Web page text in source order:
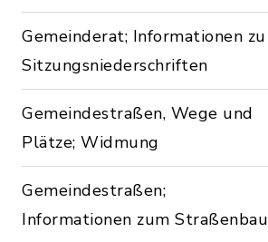
Gemeinderat; Informationen zu
Sitzungsniederschriften
Gemeindestraßen, Wege und
Plätze; Widmung
Gemeindestraßen;
Informationen zum Straßenbau